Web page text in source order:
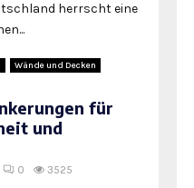
herrscht eine
Wände und Decken
für
und
0 3525